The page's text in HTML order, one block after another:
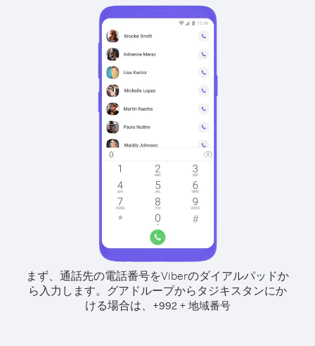
まず、通話先の電話番号をViberのダイアルパッドか
ら入力します。 グアドループからタジキスタンにか
ける場合は、
+992+ 地域番号